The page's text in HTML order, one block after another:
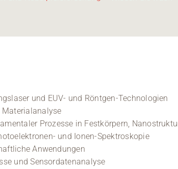
und EUV- und Röntgen-Technologien
Materialanalyse
Prozesse in Festkörpern,
und Ionen-Spektroskopie
Anwendungen
und Sensordatenanalyse